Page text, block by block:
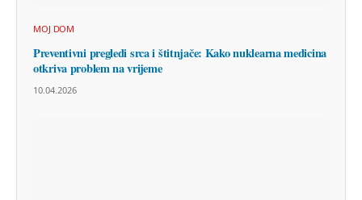
MOJ DOM
Preventivni pregledi srca i štitnjače: Kako nuklearna medicina
otkriva problem na vrijeme
10.04.2026